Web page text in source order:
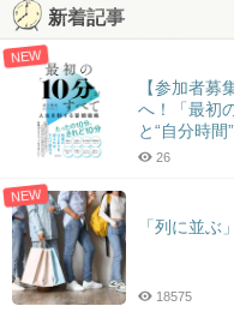
新着記事
NEW
【参加者募
へ！「最初
と“自分時
26
NEW
「列に並ぶ
18575